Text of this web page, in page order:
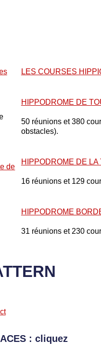
LES COURSES
HIPPODROME DE
50 réunions et 380
obstacles).
HIPPODROME DE LA
16 réunions et 129
HIPPODROME
31 réunions et 230
: cliquez